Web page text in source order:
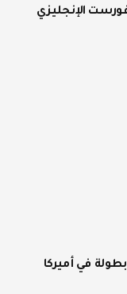
الإنجليزي
في أميركا